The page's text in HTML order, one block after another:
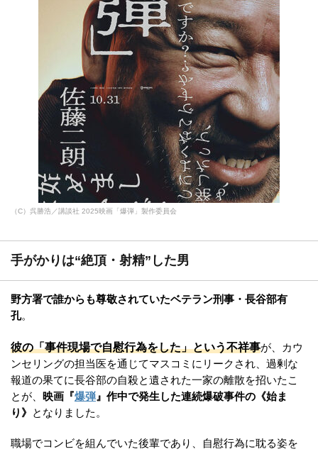
（C）呉勝浩／講談社 2025映画「爆弾」製作委員会
手がかりは“絶頂・射精”した男
野方署で誰からも尊敬されていたベテラン刑事・長谷部有
孔。
彼の「事件現場で自慰行為をした」という不祥事が、カウ
ンセリングの担当医を通じてマスコミにリークされ、過剰な
報道の果てに長谷部の自殺と遺された一家の離散を招いたこ
とが、
映画『爆弾 』作中で発生した連続爆破事件の《始ま
り》 となりました。
職場でコンビを組んでいた後輩であり、自慰行為に耽る姿を